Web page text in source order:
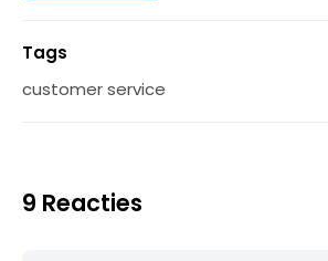
Tags
customer service
9 Reacties